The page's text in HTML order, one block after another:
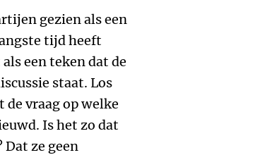
gezien als een
tijd heeft
een teken dat de
staat. Los
de vraag op welke
Is het zo dat
ze geen